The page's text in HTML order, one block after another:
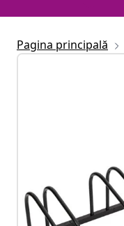
Pagina principală